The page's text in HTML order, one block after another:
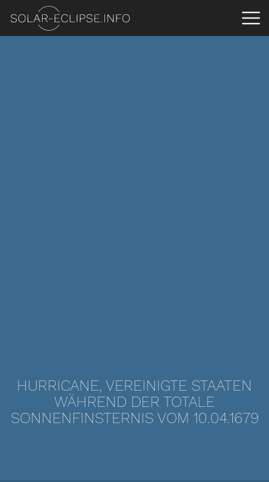
HURRICANE, VEREINIGTE STAATEN
WÄHREND DER TOTALE
SONNENFINSTERNIS VOM 10.04.1679